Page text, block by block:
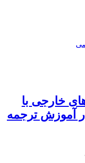
خارجی با
آموزش ترجمه